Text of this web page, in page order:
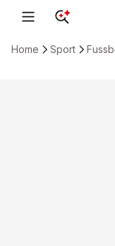
Home Sport